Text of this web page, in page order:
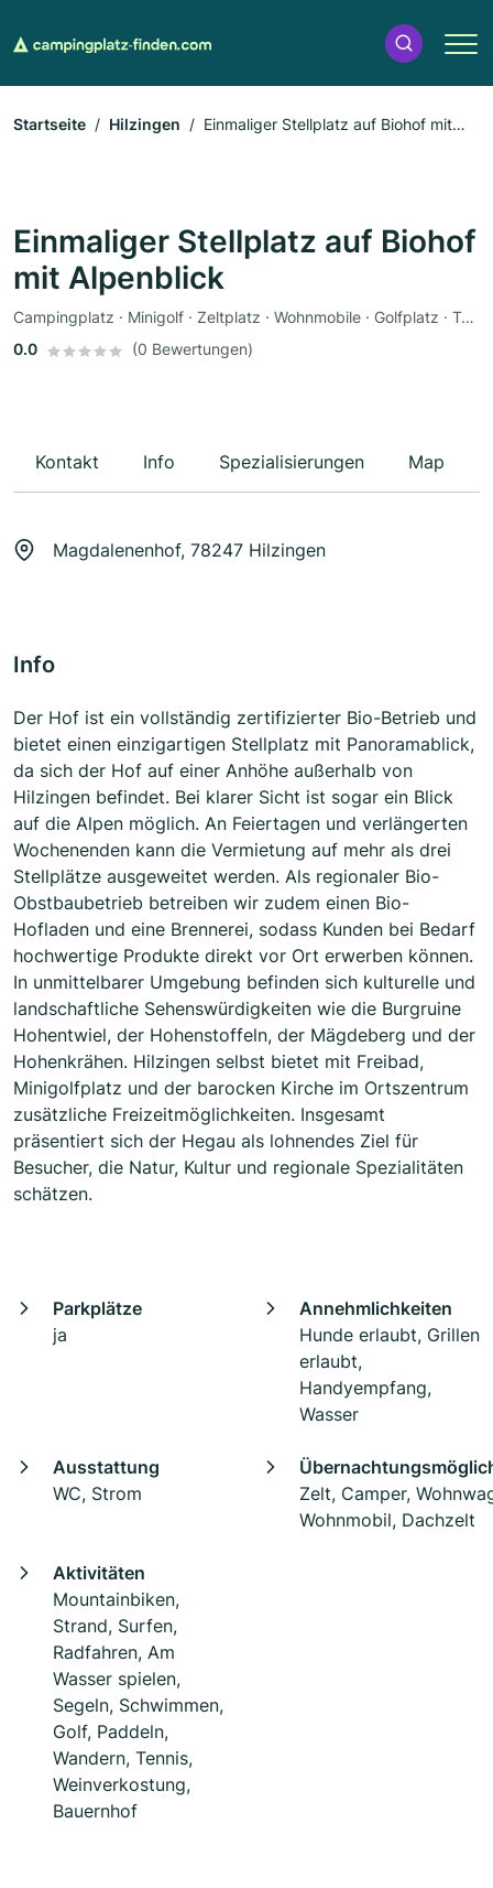
Startseite Hilzingen
Einmaliger Stellplatz auf Biohof mit
Einmaliger Stellplatz auf Biohof
mit Alpenblick
Campingplatz · Minigolf · Zeltplatz · Wohnmobile · Golfplatz · Tennisplatz · Parkplätze
0.0
(0 Bewertungen)
Kontakt Info Spezialisierungen Map
Magdalenenhof, 78247 Hilzingen
Info
Der Hof ist ein vollständig zertifizierter Bio-Betrieb und
bietet einen einzigartigen Stellplatz mit Panoramablick,
da sich der Hof auf einer Anhöhe außerhalb von
Hilzingen befindet. Bei klarer Sicht ist sogar ein Blick
auf die Alpen möglich. An Feiertagen und verlängerten
Wochenenden kann die Vermietung auf mehr als drei
Stellplätze ausgeweitet werden. Als regionaler Bio-
Obstbaubetrieb betreiben wir zudem einen Bio-
Hofladen und eine Brennerei, sodass Kunden bei Bedarf
hochwertige Produkte direkt vor Ort erwerben können.
In unmittelbarer Umgebung befinden sich kulturelle und
landschaftliche Sehenswürdigkeiten wie die Burgruine
Hohentwiel, der Hohenstoffeln, der Mägdeberg und der
Hohenkrähen. Hilzingen selbst bietet mit Freibad,
Minigolfplatz und der barocken Kirche im Ortszentrum
zusätzliche Freizeitmöglichkeiten. Insgesamt
präsentiert sich der Hegau als lohnendes Ziel für
Besucher, die Natur, Kultur und regionale Spezialitäten
schätzen.
Parkplätze
ja
Annehmlichkeiten
Hunde erlaubt, Grillen
erlaubt,
Handyempfang,
Wasser
Ausstattung
WC, Strom
Zelt, Camper,
Wohnmobil, Dachzelt
Aktivitäten
Mountainbiken,
Strand, Surfen,
Radfahren, Am
Wasser spielen,
Segeln, Schwimmen,
Golf, Paddeln,
Wandern, Tennis,
Weinverkostung,
Bauernhof